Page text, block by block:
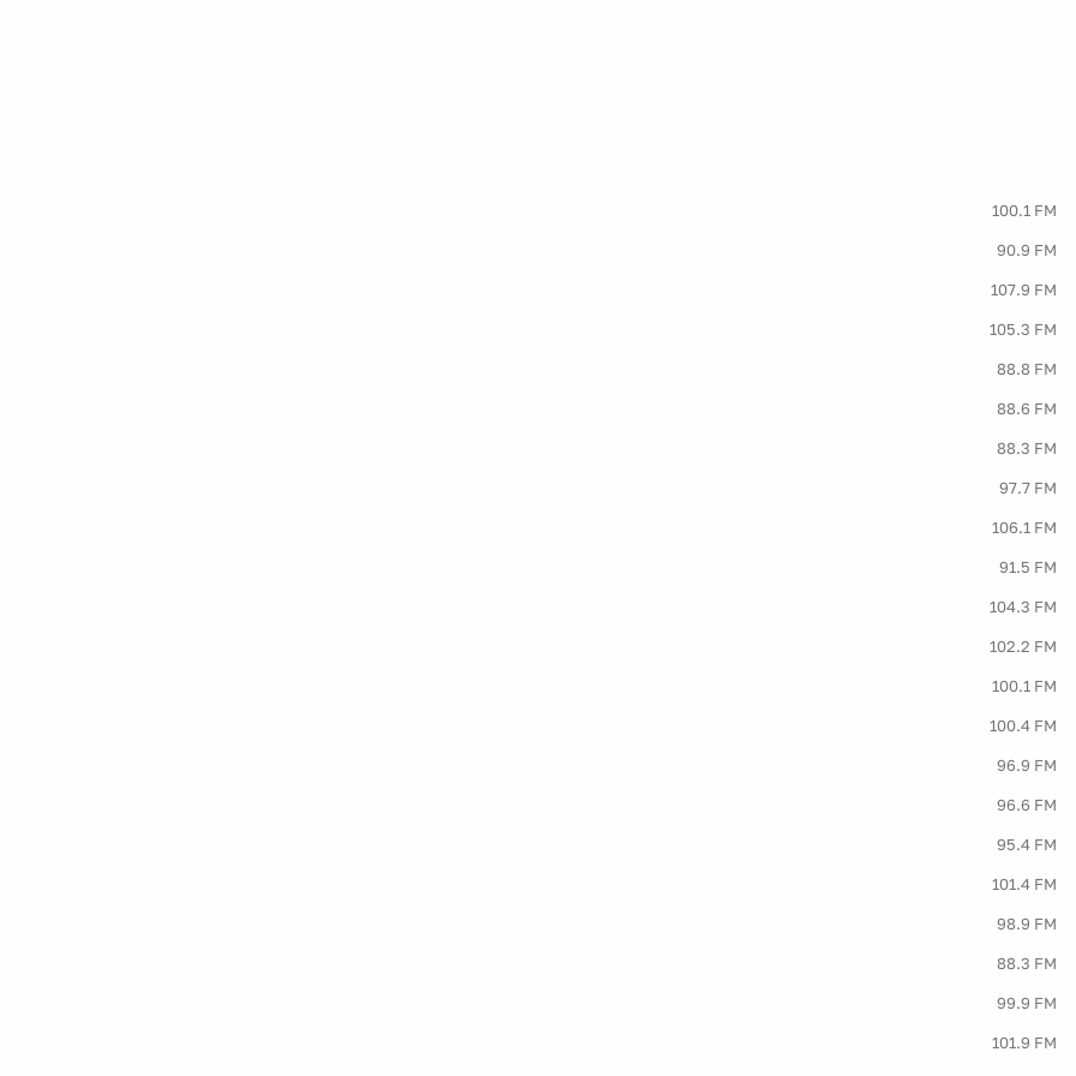
100.1 FM
90.9 FM
107.9 FM
105.3 FM
88.8 FM
88.6 FM
88.3 FM
97.7 FM
106.1 FM
91.5 FM
104.3 FM
102.2 FM
100.1 FM
100.4 FM
96.9 FM
96.6 FM
95.4 FM
101.4 FM
98.9 FM
88.3 FM
99.9 FM
101.9 FM